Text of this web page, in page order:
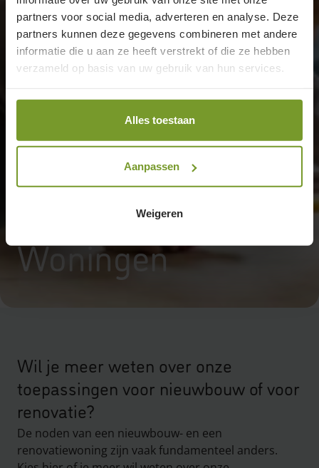
partners voor social media, adverteren en analyse. Deze
partners kunnen deze gegevens combineren met andere
informatie die u aan ze heeft verstrekt of die ze hebben
verzameld op basis van uw gebruik van hun services.
Alles toestaan
Aanpassen
Weigeren
Woningen
Wil je meer weten over onze
toepassingen voor nieuwbouw of voor
renovatie?
De noden van een nieuwbouw- en een
renovatiewoning zijn vaak fundamenteel anders.